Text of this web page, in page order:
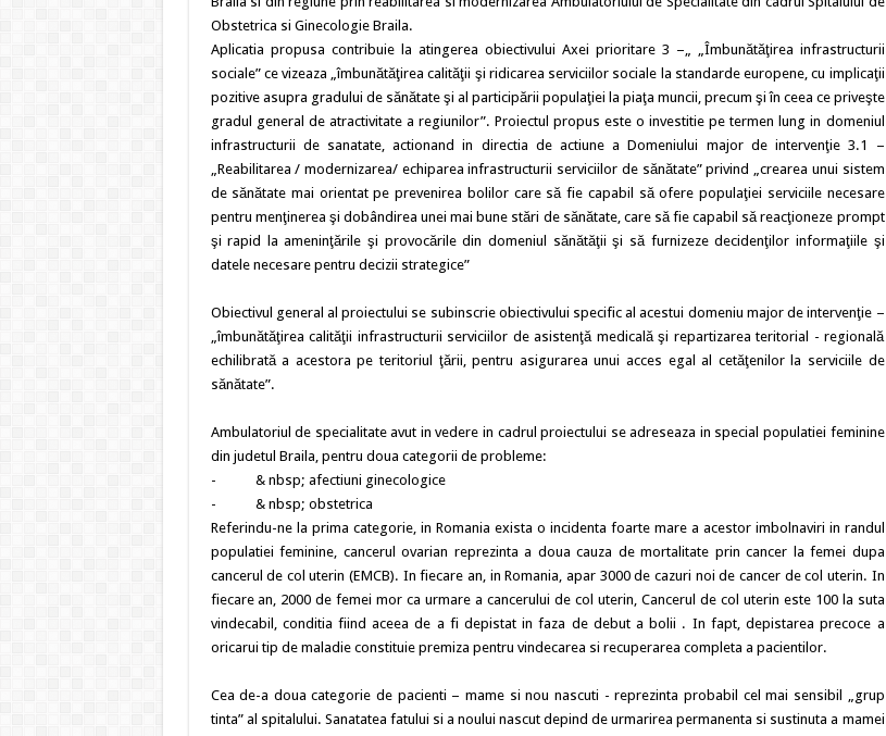
Obstetrica si Ginecologie Braila.
Aplicatia propusa contribuie la atingerea obiectivului Axei prioritare 3 –„ „Îmbunătăţirea infrastructurii
sociale” ce vizeaza „îmbunătăţirea calităţii şi ridicarea serviciilor sociale la standarde europene, cu implicaţii
pozitive asupra gradului de sănătate şi al participării populaţiei la piaţa muncii, precum şi în ceea ce priveşte
gradul general de atractivitate a regiunilor”. Proiectul propus este o investitie pe termen lung in domeniul
infrastructurii de sanatate, actionand in directia de actiune a Domeniului major de intervenţie 3.1 –
„Reabilitarea / modernizarea/ echiparea infrastructurii serviciilor de sănătate” privind „crearea unui sistem
de sănătate mai orientat pe prevenirea bolilor care să fie capabil să ofere populaţiei serviciile necesare
pentru menţinerea şi dobândirea unei mai bune stări de sănătate, care să fie capabil să reacţioneze prompt
şi rapid la ameninţările şi provocările din domeniul sănătăţii şi să furnizeze decidenţilor informaţiile şi
datele necesare pentru decizii strategice”
Obiectivul general al proiectului se subinscrie obiectivului specific al acestui domeniu major de intervenţie –
„îmbunătăţirea calităţii infrastructurii serviciilor de asistenţă medicală şi repartizarea teritorial - regională
echilibrată a acestora pe teritoriul ţării, pentru asigurarea unui acces egal al cetăţenilor la serviciile de
sănătate”.
Ambulatoriul de specialitate avut in vedere in cadrul proiectului se adreseaza in special populatiei feminine
din judetul Braila, pentru doua categorii de probleme:
- & nbsp; afectiuni ginecologice
- & nbsp; obstetrica
Referindu-ne la prima categorie, in Romania exista o incidenta foarte mare a acestor imbolnaviri in randul
populatiei feminine, cancerul ovarian reprezinta a doua cauza de mortalitate prin cancer la femei dupa
cancerul de col uterin (EMCB). In fiecare an, in Romania, apar 3000 de cazuri noi de cancer de col uterin. In
fiecare an, 2000 de femei mor ca urmare a cancerului de col uterin, Cancerul de col uterin este 100 la suta
vindecabil, conditia fiind aceea de a fi depistat in faza de debut a bolii . In fapt, depistarea precoce a
oricarui tip de maladie constituie premiza pentru vindecarea si recuperarea completa a pacientilor.
Cea de-a doua categorie de pacienti – mame si nou nascuti - reprezinta probabil cel mai sensibil „grup
tinta” al spitalului. Sanatatea fatului si a noului nascut depind de urmarirea permanenta si sustinuta a mamei